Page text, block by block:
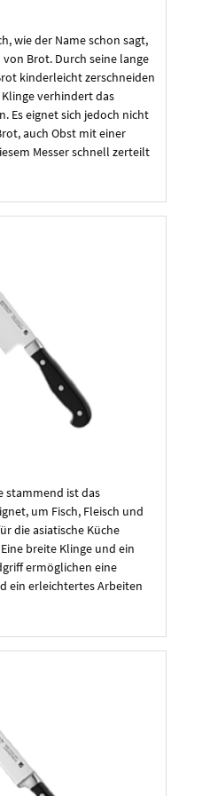
wie der Name schon sagt,
Brot. Durch seine lange
kinderleicht zerschneiden
verhindert das
Es eignet sich jedoch nicht
auch Obst mit einer
Messer schnell zerteilt
stammend ist das
um Fisch, Fleisch und
die asiatische Küche
breite Klinge und ein
ermöglichen eine
ein erleichtertes Arbeiten